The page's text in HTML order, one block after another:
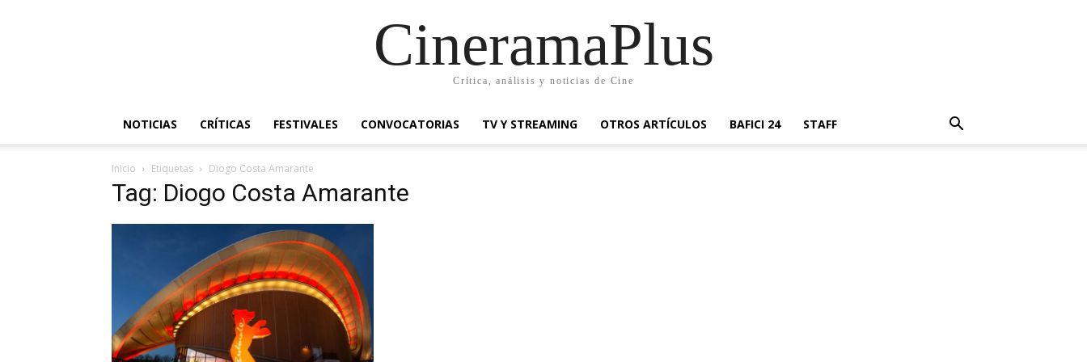
CineramaPlus
Crítica, análisis y noticias de Cine
NOTICIAS CRÍTICAS FESTIVALES CONVOCATORIAS TV Y STREAMING OTROS ARTÍCULOS BAFICI 24 STAFF
Inicio Etiquetas Diogo Costa Amarante
Tag: Diogo Costa Amarante